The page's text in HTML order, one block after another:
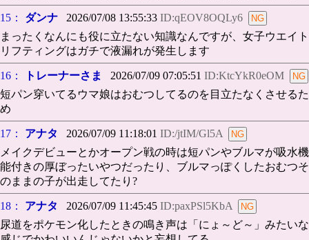
15： ダンナ 2026/07/08 13:55:33 ID:qEOV8OQLy6
まったくなんにも役に立たない知識なんですが、女子ウエイト
リフティングはガチで液漏れが発生します
16： トレーナーさま 2026/07/09 07:05:51 ID:KtcYkR0eOM
短パン穿いてるウマ娘はおむつしてるのを目立たなくさせるた
め
17： アナタ 2026/07/09 11:18:01 ID:/jtIM/Gl5A
メイクデビューとかオープン戦の時は短パンやブルマが吸水機
能付きの厚ぼったいやつだったり、ブルマっぽくしたおむつそ
のままの子が出走してたり?
18： アナタ 2026/07/09 11:45:45 ID:paxPSl5KbA
尿道をポケモン化したときの鳴き声は「にょ～ど～」みたいな